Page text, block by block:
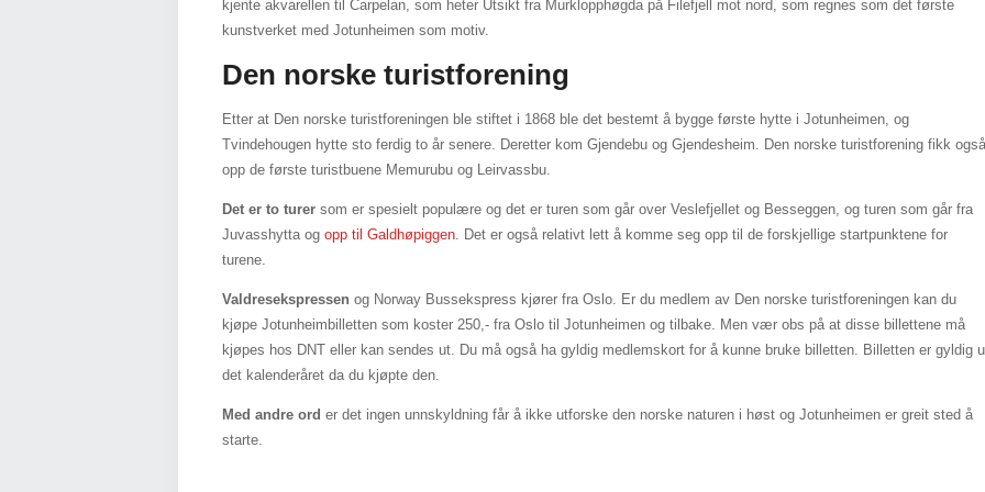
kjente akvarellen til Carpelan, som heter Utsikt fra Murklopphøgda på Filefjell mot nord, som regnes som det første
kunstverket med Jotunheimen som motiv.
Den norske turistforening
Etter at Den norske turistforeningen ble stiftet i 1868 ble det bestemt å bygge første hytte i Jotunheimen, og
Tvindehougen hytte sto ferdig to år senere. Deretter kom Gjendebu og Gjendesheim. Den norske turistforening fikk også
opp de første turistbuene Memurubu og Leirvassbu.
Det er to turer som er spesielt populære og det er turen som går over Veslefjellet og Besseggen, og turen som går fra
Juvasshytta og opp til Galdhøpiggen. Det er også relativt lett å komme seg opp til de forskjellige startpunktene for
turene.
Valdresekspressen og Norway Bussekspress kjører fra Oslo. Er du medlem av Den norske turistforeningen kan du
kjøpe Jotunheimbilletten som koster 250,- fra Oslo til Jotunheimen og tilbake. Men vær obs på at disse billettene må
kjøpes hos DNT eller kan sendes ut. Du må også ha gyldig medlemskort for å kunne bruke billetten. Billetten er gyldig
det kalenderåret da du kjøpte den.
Med andre ord er det ingen unnskyldning får å ikke utforske den norske naturen i høst og Jotunheimen er greit sted å
starte.